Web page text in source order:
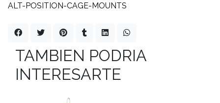
ALT-POSITION-CAGE-MOUNTS
TAMBIEN PODRIA
INTERESARTE